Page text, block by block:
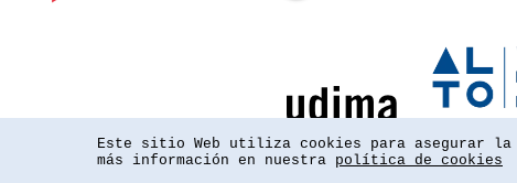
Este sitio Web utiliza cookies para asegurar la
más información en nuestra política de cookies